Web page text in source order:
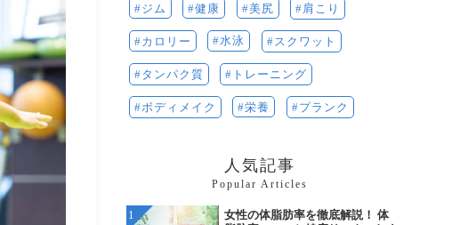
ジム 健康 美尻 肩こり
カロリー 水泳 スクワット
タンパク質 トレーニング
ボディメイク 栄養 プランク
人気記事
Popular Articles
女性の体脂肪率を徹底解説！ 体